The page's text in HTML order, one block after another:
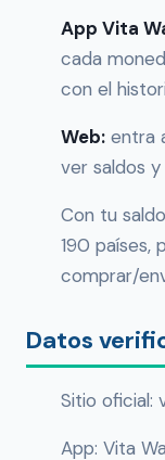
App Vita
cada
con el
Web: entra
ver saldos
Con tu
190 países,
comprar/
Datos
Sitio oficial:
App: Vita